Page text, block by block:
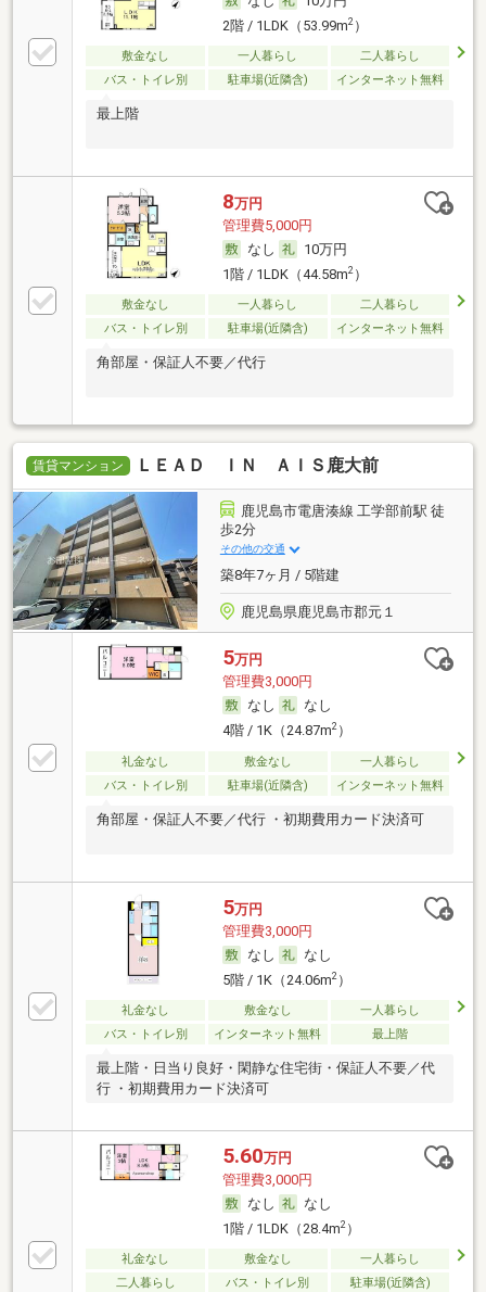
2階 / 1LDK（53.99m2）
敷金なし 一人暮らし
二人暮らし
バス・トイレ別
駐車場(近隣含) インターネット無料
最上階
8万円
管理費5,000円
なし
10万円
1階 / 1LDK（44.58m2）
敷金なし 一人暮らし
二人暮らし
バス・トイレ別
駐車場(近隣含) インターネット無料
角部屋・保証人不要／代行
賃貸マンション ＬＥＡＤ ＩＮ ＡＩＳ鹿大前
鹿児島市電唐湊線 工学部前駅 徒
歩2分
その他の交通
築8年7ヶ月 / 5階建
鹿児島県鹿児島市郡元１
5万円
管理費3,000円
なし
なし
4階 / 1K（24.87m2）
礼金なし 敷金なし
一人暮らし
バス・トイレ別
駐車場(近隣含) インターネット無料
角部屋・保証人不要／代行 ・初期費用カード決済可
5万円
管理費3,000円
なし
なし
5階 / 1K（24.06m2）
礼金なし 敷金なし
一人暮らし
バス・トイレ別
インターネット無料 最上階
最上階・日当り良好・閑静な住宅街・保証人不要／代
行 ・初期費用カード決済可
5.60万円
管理費3,000円
なし
なし
1階 / 1LDK（28.4m2）
礼金なし 敷金なし
一人暮らし
二人暮らし
バス・トイレ別 駐車場(近隣含)